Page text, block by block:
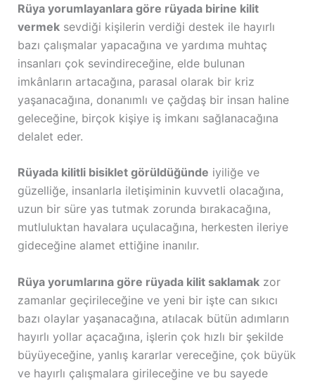
Rüya yorumlayanlara göre rüyada birine kilit
vermeksevdiği kişilerin verdiği destek ile hayırlı
bazı çalışmalar yapacağına ve yardıma muhtaç
insanları çok sevindireceğine, elde bulunan
imkânların artacağına, parasal olarak bir kriz
yaşanacağına, donanımlı ve çağdaş bir insan haline
geleceğine, birçok kişiye iş imkanı sağlanacağına
delalet eder.
Rüyada kilitli bisiklet görüldüğünde iyiliğe ve
güzelliğe, insanlarla iletişiminin kuvvetli olacağına,
uzun bir süre yas tutmak zorunda bırakacağına,
mutluluktan havalara uçulacağına, herkesten ileriye
gideceğine alamet ettiğine inanılır.
Rüya yorumlarına göre rüyada kilit saklamakzor
zamanlar geçirileceğine ve yeni bir işte can sıkıcı
bazı olaylar yaşanacağına, atılacak bütün adımların
hayırlı yollar açacağına, işlerin çok hızlı bir şekilde
büyüyeceğine, yanlış kararlar vereceğine, çok büyük
ve hayırlı çalışmalara girileceğine ve bu sayede